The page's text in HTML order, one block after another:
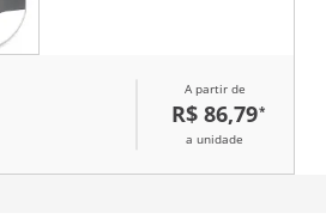
A partir de
R$ 86,79*
a unidade